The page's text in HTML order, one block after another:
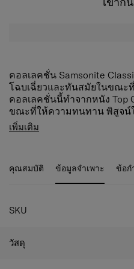
คอลเลคชั่น Samsonite
โฉบเฉี่ยวและทันสมัยในขณะ
คอลเลคชั่นนี้ทําจากหนัง Top
ขณะที่ให้ความทนทาน พิสูจน์
แบบสําหรับธุรกิจหรือการใช้
หนังเกรนด้านบน
กระเป๋าด้านหน้าด้านนอ
ช่องใส่แล็ปท็อปบุนวม
ช่องหลักกว้างขวางพร้
ผลิตภัณฑ์ Samsonite
เพิ่มเติม
คุณสมบัติ ข้อมูลจำเพาะ ข้อก
SKU
วัสดุ